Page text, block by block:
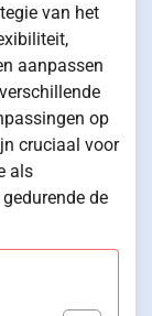
van het
aanpassen
op
cruciaal voor
als
de